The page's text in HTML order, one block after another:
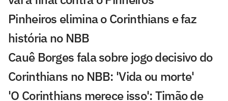
Pinheiros elimina o Corinthians e faz
história no NBB
Cauê Borges fala sobre jogo decisivo do
Corinthians no NBB: 'Vida ou morte'
'O Corinthians merece isso': Timão de